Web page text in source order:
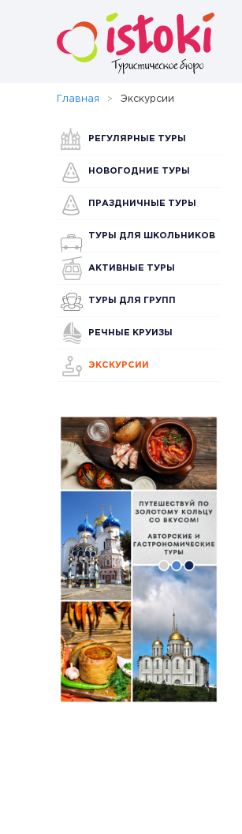
Главная Экскурсии
РЕГУЛЯРНЫЕ ТУРЫ
НОВОГОДНИЕ ТУРЫ
ПРАЗДНИЧНЫЕ ТУРЫ
ТУРЫ ДЛЯ ШКОЛЬНИКОВ
АКТИВНЫЕ ТУРЫ
ТУРЫ ДЛЯ ГРУПП
РЕЧНЫЕ КРУИЗЫ
ЭКСКУРСИИ